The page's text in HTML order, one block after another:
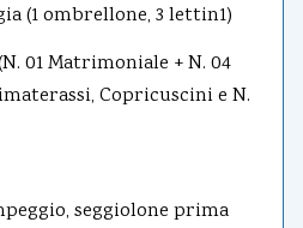
(1 ombrellone, 3 lettin1)
01 Matrimoniale + N. 04
Copricuscini e N.
seggiolone prima